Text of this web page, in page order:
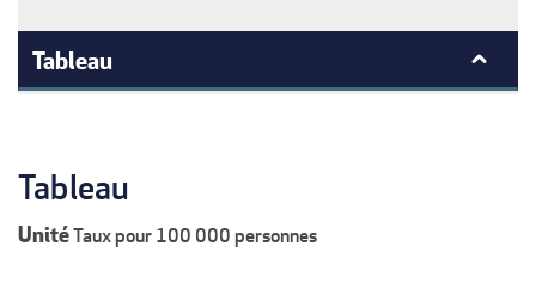
Tableau
Tableau
UnitéTaux pour 100 000 personnes